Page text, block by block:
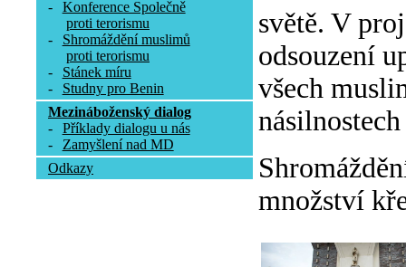
-
Konference Společně
proti terorismu
-
Shromáždění muslimů
proti terorismu
-
Stánek míru
-
Studny pro Benin
Mezináboženský dialog
-
Příklady dialogu u nás
-
Zamyšlení nad MD
Odkazy
světě. V
odsouzení
všech
množství